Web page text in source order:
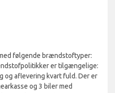
følgende brændstoftyper:
er tilgængelige:
og aflevering kvart fuld. Der er
og 3 biler med